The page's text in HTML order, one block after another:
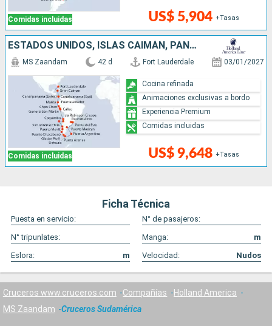
Comidas incluidas US$ 5,904 +Tasas
ESTADOS UNIDOS, ISLAS CAIMÁN, PANAMÁ, ECUADOR, PERÚ, CHILE, ISLAS MALVINAS, URUGUAY, ARGENTINA
Comidas incluidas
MS Zaandam 42 d Fort Lauderdale 03/01/2027
US$ 9,648 +Tasas
Cocina refinada
Animaciones exclusivas a bordo
Experiencia Premium
Comidas incluidas
Ficha Técnica
Puesta en servicio:
N° de pasajeros:
N° tripunlates:
Manga:
m
Eslora:
m Velocidad: Nudos
Cruceros www.cruceros.com Compañías
Holland America
MS Zaandam
Cruceros Sudamérica